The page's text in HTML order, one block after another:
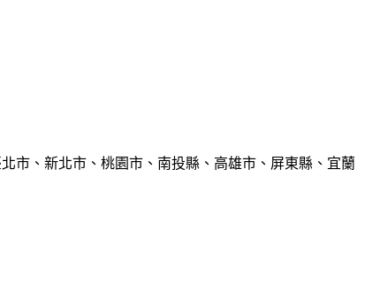
市、新北市、桃園市、南投縣、高雄市、屏東縣、宜蘭